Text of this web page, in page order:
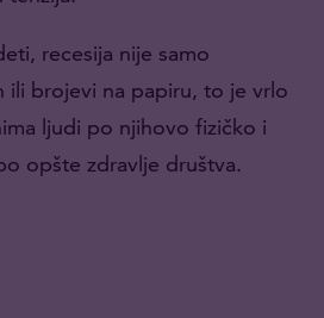
recesija nije samo
ili brojevi na papiru, to je vrlo
ljudi po njihovo fizičko i
opšte zdravlje društva.